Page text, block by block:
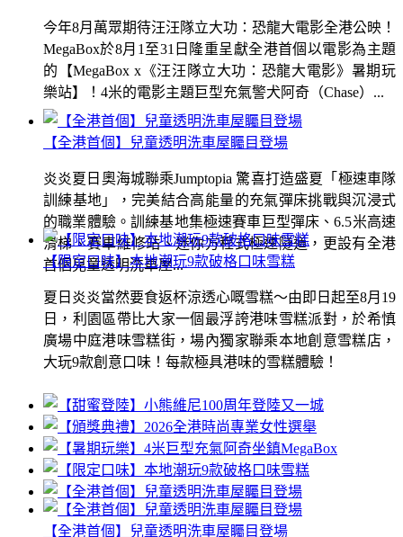
【全港首個】兒童透明洗車屋矚目登場
炎炎夏日奧海城聯乘Jumptopia 驚喜打造盛夏「極速車隊
訓練基地」，完美結合高能量的充氣彈床挑戰與沉浸式
的職業體驗。訓練基地集極速賽車巨型彈床、6.5米高速
滑梯、賽車維修站、迷你方程式極速隧道，更設有全港
首個兒童透明洗車屋...
今年8月萬眾期待汪汪隊立大功：恐龍大電影全港公映！
MegaBox於8月1至31日隆重呈獻全港首個以電影為主題
的【MegaBox x《汪汪隊立大功：恐龍大電影》暑期玩
樂站】！4米的電影主題巨型充氣警犬阿奇（Chase）...
【限定口味】本地潮玩9款破格口味雪糕
夏日炎炎當然要食返杯涼透心嘅雪糕～由即日起至8月19
日，利園區帶比大家一個最浮誇港味雪糕派對，於希慎
廣場中庭港味雪糕街，場內獨家聯乘本地創意雪糕店，
大玩9款創意口味！每款極具港味的雪糕體驗！
【全港首個】兒童透明洗車屋矚目登場